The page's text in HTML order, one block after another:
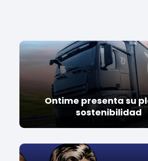
Ontime presenta su
sostenibilidad